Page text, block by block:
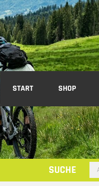
START SHOP
SUCHE